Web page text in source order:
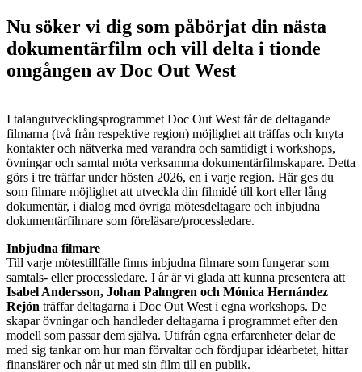
Nu söker vi dig som påbörjat din nästa
dokumentärfilm och vill delta i tionde
omgången av Doc Out West
I talangutvecklingsprogrammet Doc Out West får de deltagande
filmarna (två från respektive region) möjlighet att träffas och knyta
kontakter och nätverka med varandra och samtidigt i workshops,
övningar och samtal möta verksamma dokumentärfilmskapare. Detta
görs i tre träffar under hösten 2026, en i varje region. Här ges du
som filmare möjlighet att utveckla din filmidé till kort eller lång
dokumentär, i dialog med övriga mötesdeltagare och inbjudna
dokumentärfilmare som föreläsare/processledare.
Inbjudna filmare
Till varje mötestillfälle finns inbjudna filmare som fungerar som
samtals- eller processledare. I år är vi glada att kunna presentera att
Isabel Andersson, Johan Palmgren och Mónica Hernández
Rejón träffar deltagarna i Doc Out West i egna workshops. De
skapar övningar och handleder deltagarna i programmet efter den
modell som passar dem själva. Utifrån egna erfarenheter delar de
med sig tankar om hur man förvaltar och fördjupar idéarbetet, hittar
finansiärer och når ut med sin film till en publik.